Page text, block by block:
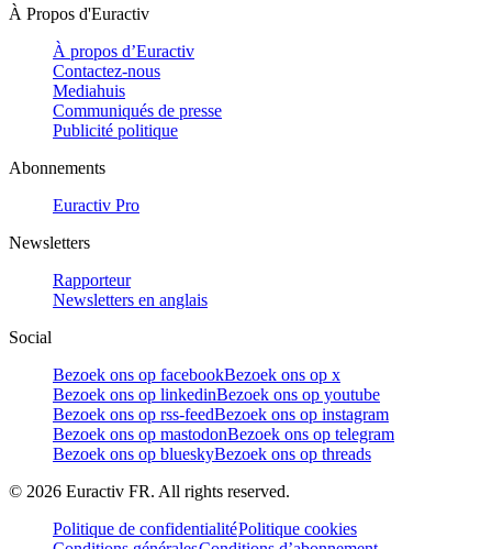
À Propos d'Euractiv
À propos d’Euractiv
Contactez-nous
Mediahuis
Communiqués de presse
Publicité politique
Abonnements
Euractiv Pro
Newsletters
Rapporteur
Newsletters en anglais
Social
Bezoek ons op facebookBezoek ons op x
Bezoek ons op linkedinBezoek ons op youtube
Bezoek ons op rss-feedBezoek ons op instagram
Bezoek ons op mastodonBezoek ons op telegram
Bezoek ons op blueskyBezoek ons op threads
© 2026 Euractiv FR. All rights reserved.
Politique de confidentialitéPolitique cookies